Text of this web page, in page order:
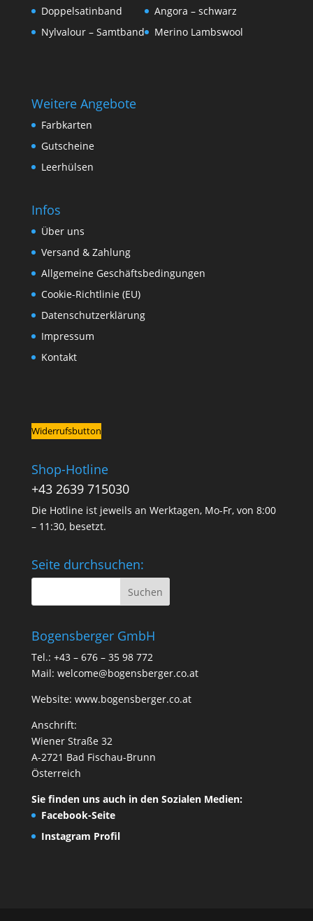
Doppelsatinband
Nylvalour – Samtband
Angora – schwarz
Merino Lambswool
Weitere Angebote
Farbkarten
Gutscheine
Leerhülsen
Infos
Über uns
Versand & Zahlung
Allgemeine Geschäftsbedingungen
Cookie-Richtlinie (EU)
Datenschutzerklärung
Impressum
Kontakt
Widerrufsbutton
Shop-Hotline
+43 2639 715030
Die Hotline ist jeweils an Werktagen, Mo-Fr, von 8:00
– 11:30, besetzt.
Seite durchsuchen:
Bogensberger GmbH
Tel.: +43 – 676 – 35 98 772
Mail: welcome@bogensberger.co.at
Website: www.bogensberger.co.at
Anschrift:
Wiener Straße 32
A-2721 Bad Fischau-Brunn
Österreich
Sie finden uns auch in den Sozialen Medien:
Facebook-Seite
Instagram Profil